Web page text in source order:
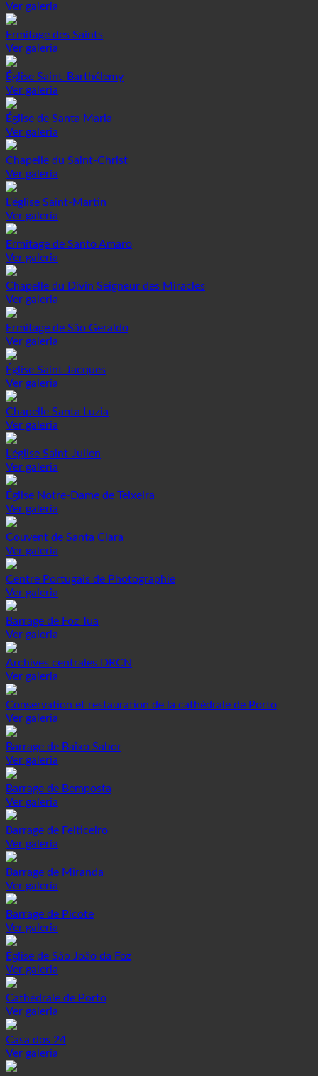
Ver galeria
Ermitage des Saints
Ver galeria
Église Saint-Barthélemy
Ver galeria
Église de Santa Maria
Ver galeria
Chapelle du Saint-Christ
Ver galeria
L'église Saint-Martin
Ver galeria
Ermitage de Santo Amaro
Ver galeria
Chapelle du Divin Seigneur des Miracles
Ver galeria
Ermitage de São Geraldo
Ver galeria
Église Saint-Jacques
Ver galeria
Chapelle Santa Luzia
Ver galeria
L'église Saint-Julien
Ver galeria
Église Notre-Dame de Teixeira
Ver galeria
Couvent de Santa Clara
Ver galeria
Centre Portugais de Photographie
Ver galeria
Barrage de Foz Tua
Ver galeria
Archives centrales DRCN
Ver galeria
Conservation et restauration de la cathédrale de Porto
Ver galeria
Barrage de Baixo Sabor
Ver galeria
Barrage de Bemposta
Ver galeria
Barrage de Feiticeiro
Ver galeria
Barrage de Miranda
Ver galeria
Barrage de Picote
Ver galeria
Église de São João da Foz
Ver galeria
Cathédrale de Porto
Ver galeria
Casa dos 24
Ver galeria